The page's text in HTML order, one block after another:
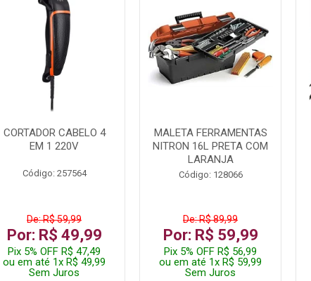
CORTADOR CABELO 4
EM 1 220V
Código: 257564
De: R$ 59,99
Por: R$ 49,99
Pix 5% OFF R$ 47,49
ou em até 1x R$ 49,99
Sem Juros
MALETA FERRAMENTAS
NITRON 16L PRETA COM
LARANJA
Código: 128066
De: R$ 89,99
Por: R$ 59,99
Pix 5% OFF R$ 56,99
ou em até 1x R$ 59,99
Sem Juros